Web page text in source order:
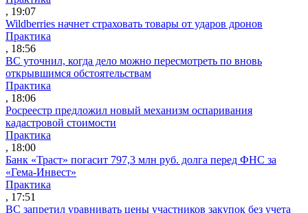
, 19:07
Wildberries начнет страховать товары от ударов дронов
Практика
, 18:56
ВС уточнил, когда дело можно пересмотреть по вновь
открывшимся обстоятельствам
Практика
, 18:06
Росреестр предложил новый механизм оспаривания
кадастровой стоимости
Практика
, 18:00
Банк «Траст» погасит 797,3 млн руб. долга перед ФНС за
«Гема-Инвест»
Практика
, 17:51
ВС запретил уравнивать цены участников закупок без учета